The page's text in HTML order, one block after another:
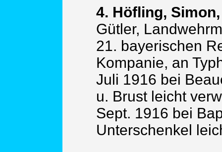
4. Höfling, Simon,
Gütler,
21. bayerischen
Kompanie, an
Juli 1916 bei
u. Brust leicht
Sept. 1916 bei
Unterschenkel